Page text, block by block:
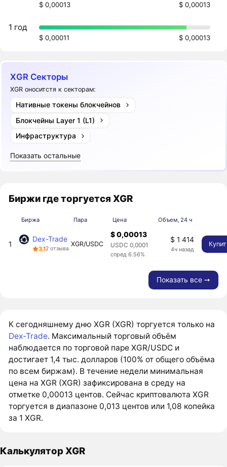
$ 0,00013 $ 0,00013
1 год
$ 0,00011 $ 0,00013
XGR Секторы
XGR оноситстя к секторам:
Нативные токены блокчейнов
Блокчейны Layer 1 (L1)
Инфраструктура
Показать остальные
Биржи где торгуется XGR
Биржа Пара Цена Объем, 24 ч
1
Dex-Trade
3,12 отзыва
XGR/USDC
$ 0,00013
USDC 0,0001
спред 6.56%
$ 1 414
4ч назад
Показать все ➙
К сегодняшнему дню XGR (XGR) торгуется только на
Dex-Trade. Максимальный торговый объём
наблюдается по торговой паре XGR/USDC и
достигает 1,4 тыс. долларов (100% от общего объёма
по всем биржам). В течение недели минимальная
цена на XGR (XGR) зафиксирована в среду на
отметке 0,00013 центов. Сейчас криптовалюта XGR
торгуется в диапазоне 0,013 центов или 1,08 копейка
за 1 XGR.
Калькулятор XGR